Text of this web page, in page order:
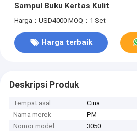
Sampul Buku Kertas Kulit
Harga：USD4000 MOQ：1 Set
Harga terbaik
Deskripsi Produk
Tempat asal
Cina
Nama merek
PM
Nomor model
3050